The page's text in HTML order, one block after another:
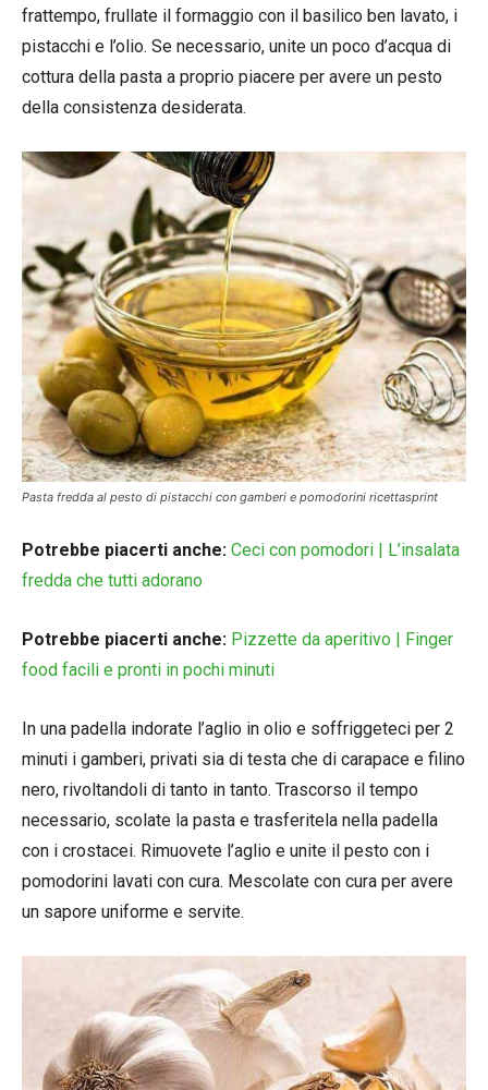
frattempo, frullate il formaggio con il basilico ben lavato, i
pistacchi e l’olio. Se necessario, unite un poco d’acqua di
cottura della pasta a proprio piacere per avere un pesto
della consistenza desiderata.
Pasta fredda al pesto di pistacchi con gamberi e pomodorini ricettasprint
Potrebbe piacerti anche: Ceci con pomodori | L’insalata
fredda che tutti adorano
Potrebbe piacerti anche: Pizzette da aperitivo | Finger
food facili e pronti in pochi minuti
In una padella indorate l’aglio in olio e soffriggeteci per 2
minuti i gamberi, privati sia di testa che di carapace e filino
nero, rivoltandoli di tanto in tanto. Trascorso il tempo
necessario, scolate la pasta e trasferitela nella padella
con i crostacei. Rimuovete l’aglio e unite il pesto con i
pomodorini lavati con cura. Mescolate con cura per avere
un sapore uniforme e servite.